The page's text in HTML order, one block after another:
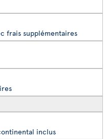
frais supplémentaires
inclus